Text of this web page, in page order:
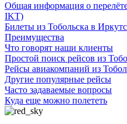
Общая информация о
IKT)
Билеты из Тобольска в
Преимущества
Что говорят наши клиенты
Простой поиск рейсов из
Рейсы авиакомпаний из
Другие популярные рейсы
Часто задаваемые вопросы
Куда еще можно полететь